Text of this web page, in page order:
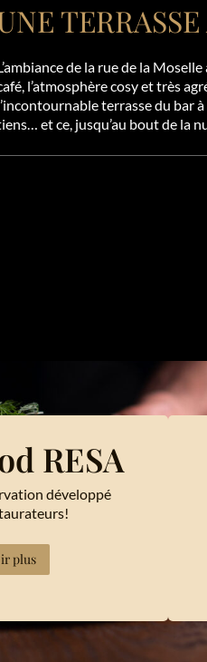
de la rue de la
l’atmosphère cosy et très
terrasse du bar
et ce, jusqu’au bout de la
RESA
développé
plus